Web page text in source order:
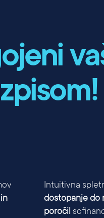
Intuitivna
dostopanje do
poročil